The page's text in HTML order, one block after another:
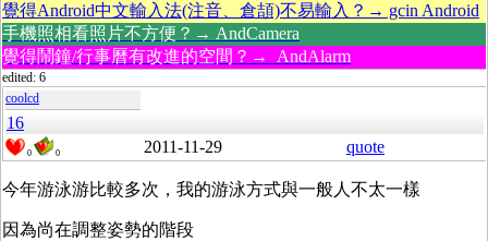
覺得Android中文輸入法(注音、倉頡)不易輸入？→ gcin Android
手機照相看照片不方便？→ AndCamera
覺得鬧鐘/行事曆有改進的空間？→ AndAlarm
edited: 6
coolcd
16
0 0 2011-11-29 quote
今年游泳游比較多次，我的游泳方式與一般人不太一樣
因為尚在調整姿勢的階段